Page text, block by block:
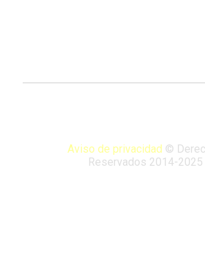
Aviso de privacidad ©
Reservados 2014-2025